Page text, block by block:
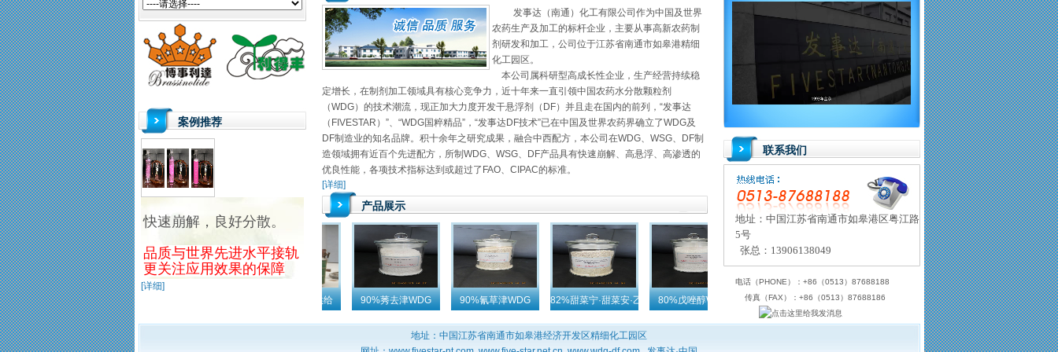
案例推荐
快速崩解，良好分散。
品质与世界先进水平接轨
更关注应用效果的保障
[详细]
发事达（南通）化工有限公司作为中国及世界
农药生产及加工的标杆企业，主要从事高新农药制
剂研发和加工，公司位于江苏省南通市如皋港精细
化工园区。
本公司属科研型高成长性企业，生产经营持续稳
定增长，在制剂加工领域具有核心竞争力，近十年来一直引领中国农药水分散颗粒剂
（WDG）的技术潮流，现正加大力度开发干悬浮剂（DF）并且走在国内的前列，“发事达
（FIVESTAR）”、“WDG国粹精品”，“发事达DF技术”已在中国及世界农药界确立了WDG及
DF制造业的知名品牌。积十余年之研究成果，融合中西配方，本公司在WDG、WSG、DF制
造领域拥有近百个先进配方，所制WDG、WSG、DF产品具有快速崩解、高悬浮、高渗透的
优良性能，各项技术指标达到或超过了FAO、CIPAC的标准。
[详细]
产品展示
唑WDG 5%甲维盐WDG F01生产原料供给 90%莠去津WDG 90%氰草津WDG 82%甜菜宁·甜菜安·乙氧呋草黄WDG
80%戊唑醇WDG 10%苯醚甲环唑WDG 5%甲维盐WDG 20%螨醇·哒螨灵EC
联系我们
地址：中国江苏省南通市如皋港区粤江路
5号
张总：13906138049
电话（PHONE）：+86（0513）87688188
传真（FAX）：+86（0513）87688186
地址：中国江苏省南通市如皋港经济开发区精细化工园区